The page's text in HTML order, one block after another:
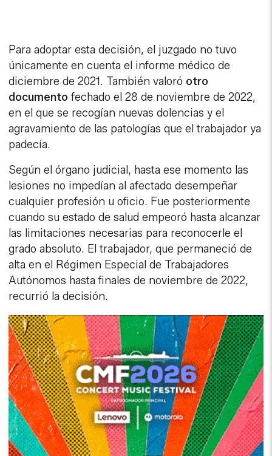
Para adoptar esta decisión, el juzgado no tuvo
únicamente en cuenta el informe médico de
diciembre de 2021. También valoró otro
documento fechado el 28 de noviembre de 2022,
en el que se recogían nuevas dolencias y el
agravamiento de las patologías que el trabajador ya
padecía.
Según el órgano judicial, hasta ese momento las
lesiones no impedían al afectado desempeñar
cualquier profesión u oficio. Fue posteriormente
cuando su estado de salud empeoró hasta alcanzar
las limitaciones necesarias para reconocerle el
grado absoluto. El trabajador, que permaneció de
alta en el Régimen Especial de Trabajadores
Autónomos hasta finales de noviembre de 2022,
recurrió la decisión.